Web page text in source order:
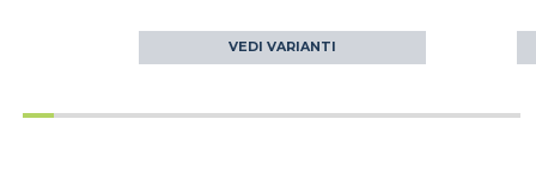
VEDI VARIANTI